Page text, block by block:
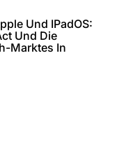
Und IPadOS:
Und Die
Marktes In